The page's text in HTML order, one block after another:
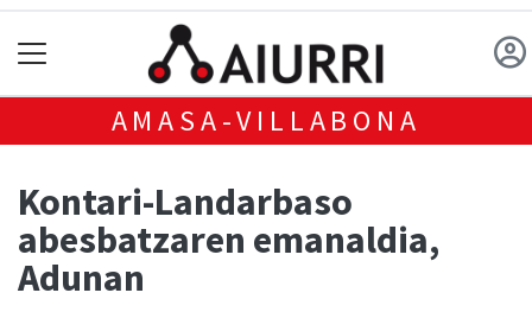
AMASA-VILLABONA
Kontari-Landarbaso
abesbatzaren emanaldia,
Adunan